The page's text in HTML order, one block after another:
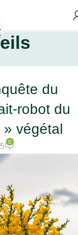
du
robot du
végétal
0